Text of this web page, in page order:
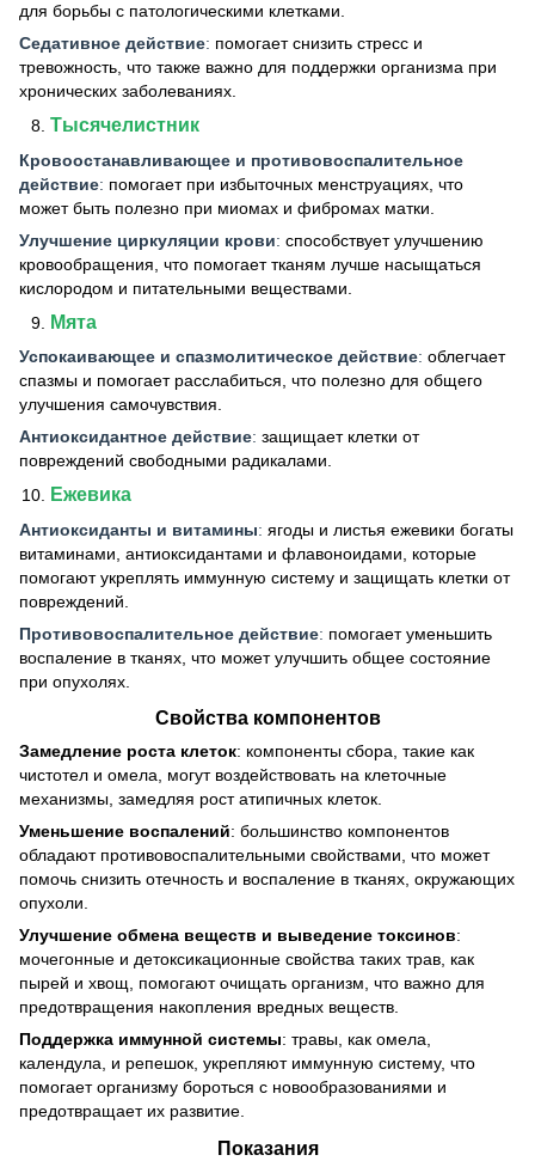
для борьбы с патологическими клетками.
Седативное действие: помогает снизить стресс и
тревожность, что также важно для поддержки организма при
хронических заболеваниях.
Тысячелистник
Кровоостанавливающее и противовоспалительное
действие: помогает при избыточных менструациях, что
может быть полезно при миомах и фибромах матки.
Улучшение циркуляции крови: способствует улучшению
кровообращения, что помогает тканям лучше насыщаться
кислородом и питательными веществами.
Мята
Успокаивающее и спазмолитическое действие: облегчает
спазмы и помогает расслабиться, что полезно для общего
улучшения самочувствия.
Антиоксидантное действие: защищает клетки от
повреждений свободными радикалами.
Ежевика
Антиоксиданты и витамины: ягоды и листья ежевики богаты
витаминами, антиоксидантами и флавоноидами, которые
помогают укреплять иммунную систему и защищать клетки от
повреждений.
Противовоспалительное действие: помогает уменьшить
воспаление в тканях, что может улучшить общее состояние
при опухолях.
Свойства компонентов
Замедление роста клеток: компоненты сбора, такие как
чистотел и омела, могут воздействовать на клеточные
механизмы, замедляя рост атипичных клеток.
Уменьшение воспалений: большинство компонентов
обладают противовоспалительными свойствами, что может
помочь снизить отечность и воспаление в тканях, окружающих
опухоли.
Улучшение обмена веществ и выведение токсинов:
мочегонные и детоксикационные свойства таких трав, как
пырей и хвощ, помогают очищать организм, что важно для
предотвращения накопления вредных веществ.
Поддержка иммунной системы: травы, как омела,
календула, и репешок, укрепляют иммунную систему, что
помогает организму бороться с новообразованиями и
предотвращает их развитие.
Показания